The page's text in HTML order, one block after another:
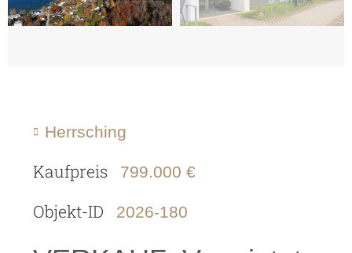
Herrsching
Kaufpreis 799.000 €
Objekt-ID 2026-180